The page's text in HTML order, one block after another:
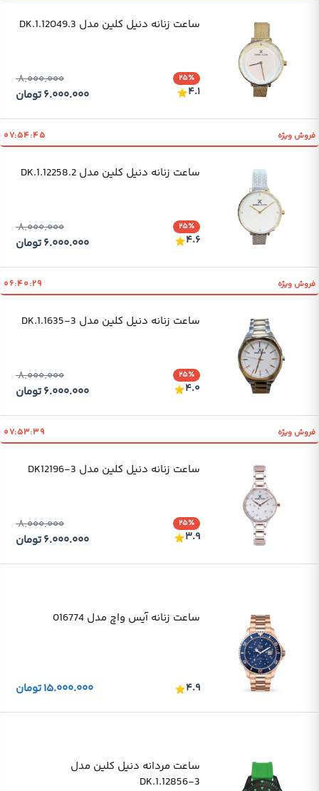
ساعت زنانه دنیل کلین مدل DK.1.12049.3
۸.۰۰۰.۰۰۰
۶.۰۰۰.۰۰۰تومان
۲۵٪
۴.۱
فروش ویژه ۰۷:۵۴:۴۵
ساعت زنانه دنیل کلین مدل DK.1.12258.2
۸.۰۰۰.۰۰۰
۶.۰۰۰.۰۰۰تومان
۲۵٪
۴.۶
فروش ویژه ۰۶:۴۰:۲۹
ساعت زنانه دنیل کلین مدل DK.1.1635-3
۸.۰۰۰.۰۰۰
۶.۰۰۰.۰۰۰تومان
۲۵٪
۴.۰
فروش ویژه ۰۷:۵۳:۳۹
ساعت زنانه دنیل کلین مدل DK12196-3
۸.۰۰۰.۰۰۰
۶.۰۰۰.۰۰۰تومان
۲۵٪
۳.۹
ساعت زنانه آیس واچ مدل 016774
۱۵.۰۰۰.۰۰۰تومان ۴.۹
ساعت مردانه دنیل کلین مدل
DK.1.12856-3